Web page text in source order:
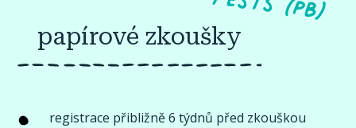
papírové zkoušky
registrace přibližně 6 týdnů před zkouškou